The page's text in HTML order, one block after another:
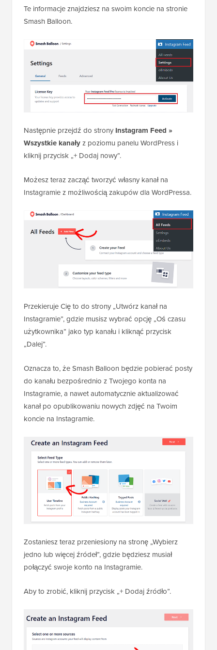
Te informacje znajdziesz na swoim koncie na stronie
Smash Balloon.
Następnie przejdź do strony Instagram Feed »
Wszystkie kanałyz poziomu panelu WordPress i
kliknij przycisk „+ Dodaj nowy”.
Możesz teraz zacząć tworzyć własny kanał na
Instagramie z możliwością zakupów dla WordPressa.
Przekieruje Cię to do strony „Utwórz kanał na
Instagramie”, gdzie musisz wybrać opcję „Oś czasu
użytkownika” jako typ kanału i kliknąć przycisk
„Dalej”.
Oznacza to, że Smash Balloon będzie pobierać posty
do kanału bezpośrednio z Twojego konta na
Instagramie, a nawet automatycznie aktualizować
kanał po opublikowaniu nowych zdjęć na Twoim
koncie na Instagramie.
Zostaniesz teraz przeniesiony na stronę „Wybierz
jedno lub więcej źródeł”, gdzie będziesz musiał
połączyć swoje konto na Instagramie.
Aby to zrobić, kliknij przycisk „+ Dodaj źródło”.